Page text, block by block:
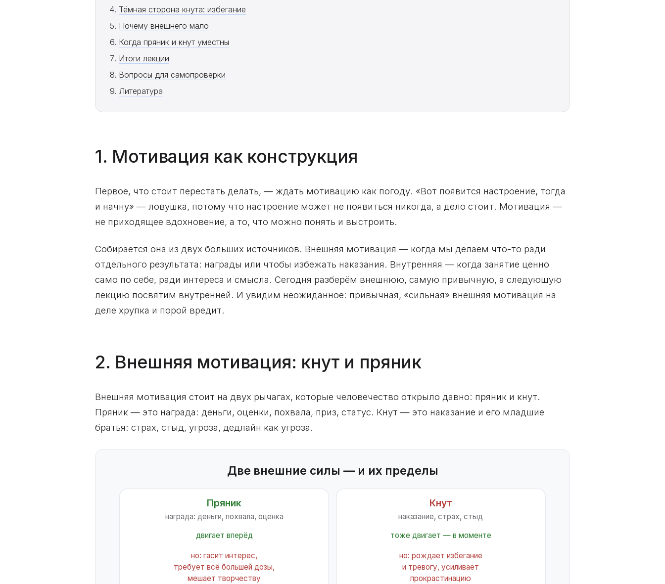
Тёмная сторона кнута: избегание
Почему внешнего мало
Когда пряник и кнут уместны
Итоги лекции
Вопросы для самопроверки
Литература
1. Мотивация как конструкция
Первое, что стоит перестать делать, — ждать мотивацию как погоду. «Вот появится настроение, тогда
и начну» — ловушка, потому что настроение может не появиться никогда, а дело стоит. Мотивация —
не приходящее вдохновение, а то, что можно понять и выстроить.
Собирается она из двух больших источников. Внешняя мотивация — когда мы делаем что-то ради
отдельного результата: награды или чтобы избежать наказания. Внутренняя — когда занятие ценно
само по себе, ради интереса и смысла. Сегодня разберём внешнюю, самую привычную, а следующую
лекцию посвятим внутренней. И увидим неожиданное: привычная, «сильная» внешняя мотивация на
деле хрупка и порой вредит.
2. Внешняя мотивация: кнут и пряник
Внешняя мотивация стоит на двух рычагах, которые человечество открыло давно: пряник и кнут.
Пряник — это награда: деньги, оценки, похвала, приз, статус. Кнут — это наказание и его младшие
братья: страх, стыд, угроза, дедлайн как угроза.
Две внешние силы — и их пределы
Пряник
награда: деньги, похвала, оценка
двигает вперёд
но: гасит интерес,
требует всё большей дозы,
мешает творчеству
Кнут
наказание, страх, стыд
тоже двигает — в моменте
но: рождает избегание
и тревогу, усиливает
прокрастинацию